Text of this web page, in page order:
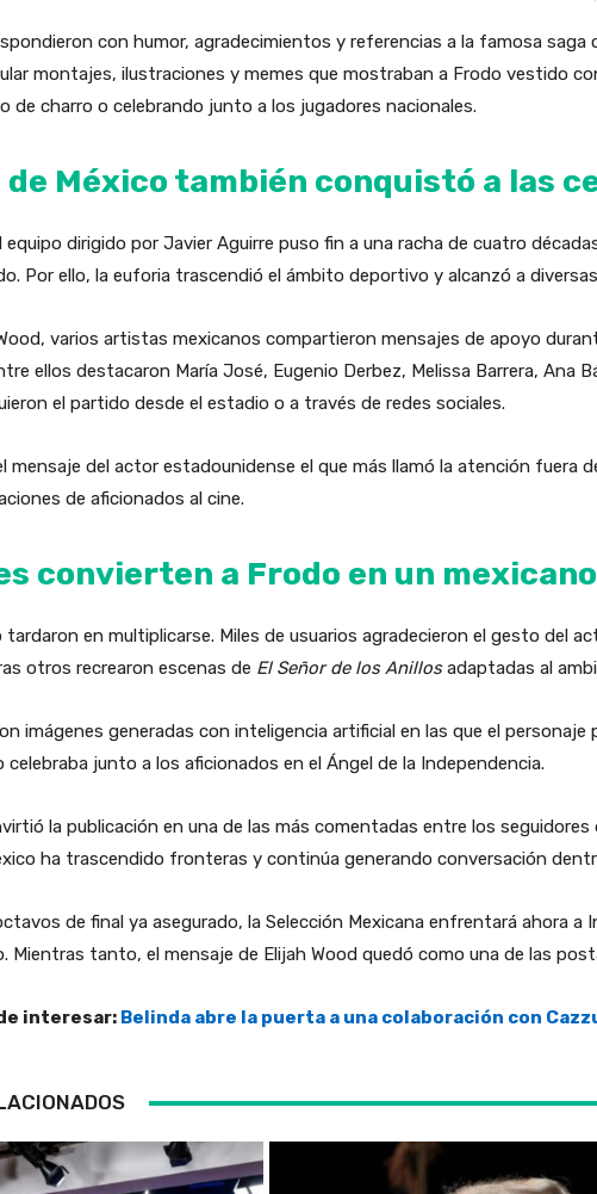
con humor, agradecimientos y referencias a la famosa
montajes, ilustraciones y memes que mostraban a Frodo vestido
de charro o celebrando junto a los jugadores nacionales.
México también conquistó a las
equipo dirigido por Javier Aguirre puso fin a una racha de cuatro
Por ello, la euforia trascendió el ámbito deportivo y alcanzó a
varios artistas mexicanos compartieron mensajes de apoyo
ellos destacaron María José, Eugenio Derbez, Melissa Barrera, Ana
el partido desde el estadio o a través de redes sociales.
mensaje del actor estadounidense el que más llamó la atención fuera
de aficionados al cine.
convierten a Frodo en un
en multiplicarse. Miles de usuarios agradecieron el gesto del
otros recrearon escenas de El Señor de los Anillosadaptadas al
imágenes generadas con inteligencia artificial en las que el
celebraba junto a los aficionados en el Ángel de la Independencia.
la publicación en una de las más comentadas entre los
ha trascendido fronteras y continúa generando conversación
de final ya asegurado, la Selección Mexicana enfrentará ahora
Mientras tanto, el mensaje de Elijah Wood quedó como una de las
interesar: Belinda abre la puerta a una colaboración con